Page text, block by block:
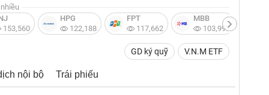
153,560
HPG
122,188
FPT
117,662
MBB
103,997
GD ký quỹ V.N.M ETF
nội bộ Trái phiếu